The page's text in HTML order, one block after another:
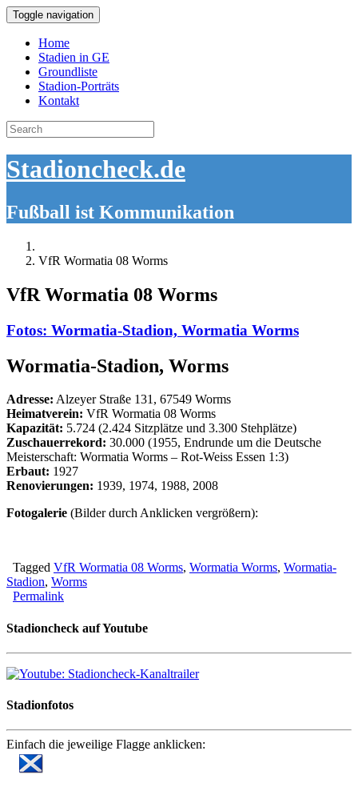
Toggle navigation
Home
Stadien in GE
Groundliste
Stadion-Porträts
Kontakt
Search
for:
Stadioncheck.de
Fußball ist Kommunikation
VfR Wormatia 08 Worms
VfR Wormatia 08 Worms
Fotos: Wormatia-Stadion, Wormatia Worms
Wormatia-Stadion, Worms
Adresse: Alzeyer Straße 131, 67549 Worms
Heimatverein: VfR Wormatia 08 Worms
Kapazität: 5.724 (2.424 Sitzplätze und 3.300 Stehplätze)
Zuschauerrekord: 30.000 (1955, Endrunde um die Deutsche
Meisterschaft: Wormatia Worms – Rot-Weiss Essen 1:3)
Erbaut: 1927
Renovierungen: 1939, 1974, 1988, 2008
Fotogalerie (Bilder durch Anklicken vergrößern):
Tagged VfR Wormatia 08 Worms, Wormatia Worms, Wormatia-
Stadion, Worms
Permalink
Stadioncheck auf Youtube
Stadionfotos
Einfach die jeweilige Flagge anklicken: